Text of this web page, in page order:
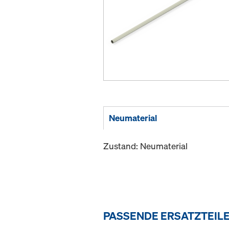
Neumaterial
Zustand: Neumaterial
PASSENDE ERSATZTEILE